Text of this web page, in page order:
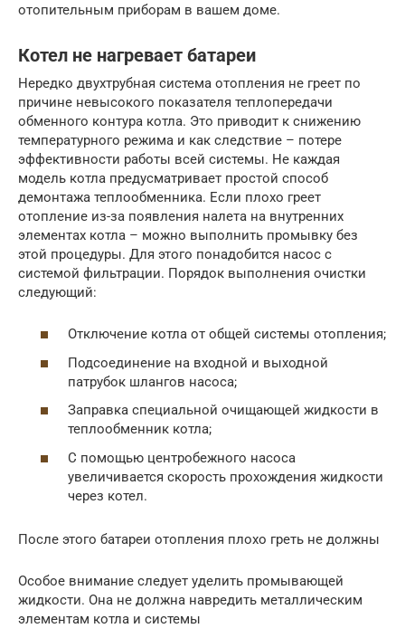
отопительным приборам в вашем доме.
Котел не нагревает батареи
Нередко двухтрубная система отопления не греет по
причине невысокого показателя теплопередачи
обменного контура котла. Это приводит к снижению
температурного режима и как следствие – потере
эффективности работы всей системы. Не каждая
модель котла предусматривает простой способ
демонтажа теплообменника. Если плохо греет
отопление из-за появления налета на внутренних
элементах котла – можно выполнить промывку без
этой процедуры. Для этого понадобится насос с
системой фильтрации. Порядок выполнения очистки
следующий:
Отключение котла от общей системы отопления;
Подсоединение на входной и выходной
патрубок шлангов насоса;
Заправка специальной очищающей жидкости в
теплообменник котла;
С помощью центробежного насоса
увеличивается скорость прохождения жидкости
через котел.
После этого батареи отопления плохо греть не должны
Особое внимание следует уделить промывающей
жидкости. Она не должна навредить металлическим
элементам котла и системы